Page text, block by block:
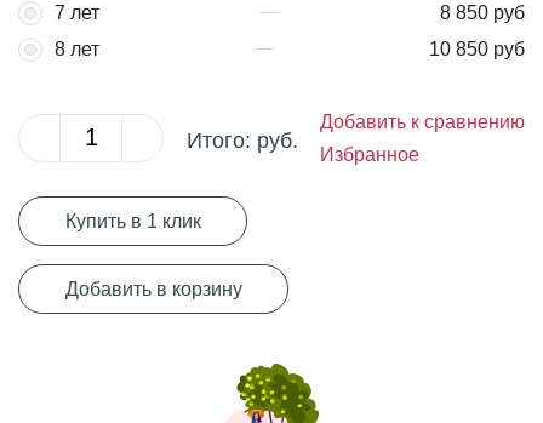
7 лет
8 850 руб
8 лет
10 850 руб
Итого: руб.
Добавить к сравнению
Избранное
Купить в 1 клик
Добавить в корзину